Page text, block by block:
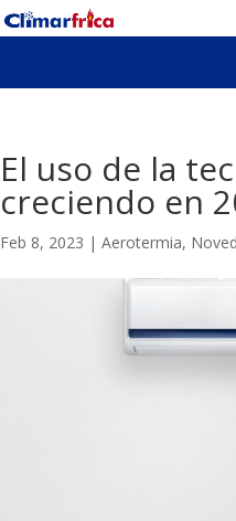
El uso de la
creciendo en
Feb 8, 2023 |Aerotermia,